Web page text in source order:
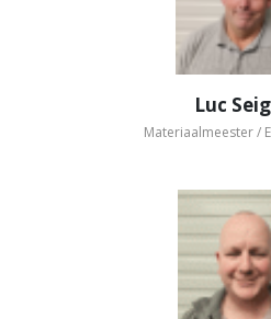
Luc
Materiaalmeester /